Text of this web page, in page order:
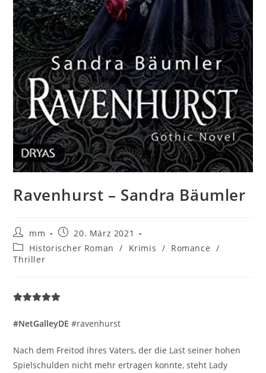
Ravenhurst – Sandra Bäumler
mm
20. März 2021
Historischer Roman
/ Krimis / Romance /
Thriller
#NetGalleyDE #ravenhurst
Nach dem Freitod ihres Vaters, der die Last seiner hohen
Spielschulden nicht mehr ertragen konnte, steht Lady